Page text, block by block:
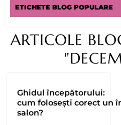
ETICHETE BLOG POPULARE
ARTICOLE
Ghidul începătorului:
cum folosești corect un
salon?